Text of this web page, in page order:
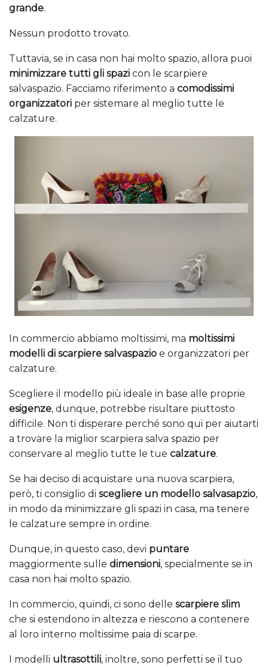
grande.
Nessun prodotto trovato.
Tuttavia, se in casa non hai molto spazio, allora puoi
minimizzare tutti gli spazi con le scarpiere
salvaspazio. Facciamo riferimento a comodissimi
organizzatori per sistemare al meglio tutte le
calzature.
In commercio abbiamo moltissimi, ma moltissimi
modelli di scarpiere salvaspazio e organizzatori per
calzature.
Scegliere il modello più ideale in base alle proprie
esigenze, dunque, potrebbe risultare piuttosto
difficile. Non ti disperare perché sono qui per aiutarti
a trovare la miglior scarpiera salva spazio per
conservare al meglio tutte le tue calzature.
Se hai deciso di acquistare una nuova scarpiera,
però, ti consiglio di scegliere un modello salvasapzio,
in modo da minimizzare gli spazi in casa, ma tenere
le calzature sempre in ordine.
Dunque, in questo caso, devi puntare
maggiormente sulle dimensioni, specialmente se in
casa non hai molto spazio.
In commercio, quindi, ci sono delle scarpiere slim
che si estendono in altezza e riescono a contenere
al loro interno moltissime paia di scarpe.
I modelli ultrasottili, inoltre, sono perfetti se il tuo